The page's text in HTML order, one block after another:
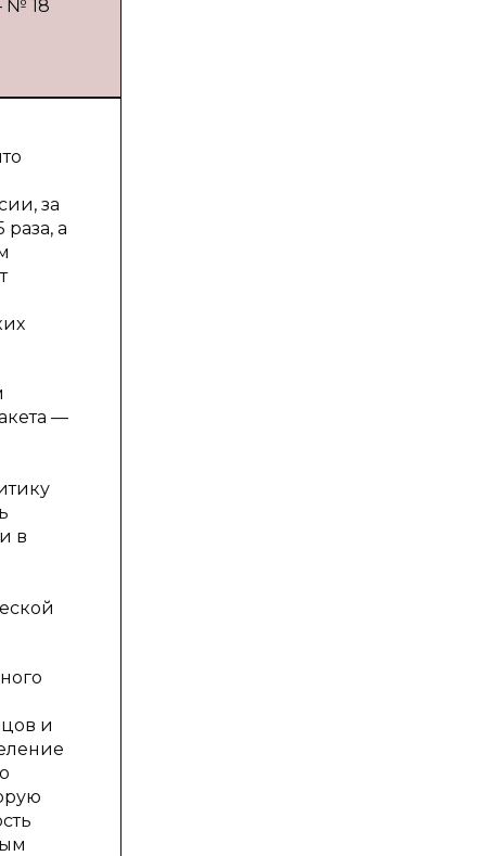
№ 18
за
а
—
в
и